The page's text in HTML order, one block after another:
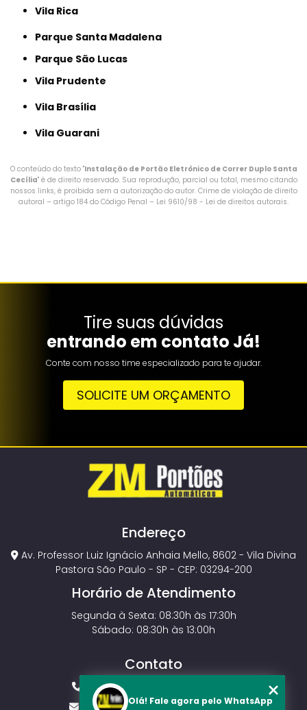
Vila Rica
Parque Santa Madalena
Parque São Lucas
Vila Prudente
Vila Brasília
Vila Guarani
O conteúdo do texto "Instalação de Portão Eletrônico de Correr Duplo Santa
Cecília" é de direito reservado. Sua reprodução, parcial ou total, mesmo citando
nossos links, é proibida sem a autorização do autor. Crime de violação de direito
autoral – artigo 184 do Código Penal – Lei 9610/98 - Lei de direitos autorais.
Tire suas dúvidas
entrando em contato Já!
Conte com nosso time especializado para te ajudar.
SOLICITE UM ORÇAMENTO
Endereço
Av. Professor Luiz Ignácio Anhaia Mello, 8602 - Vila Divina
Pastora São Paulo - SP - CEP: 03294-200
Horário de Atendimento
Segunda à Sexta: 08:30h às 17:30h
Sábado: 08:30h às 13:00h
Contato
(11) 2143-4826
vendas.zmportoes@gmail.com
Olá! Fale agora pelo WhatsApp